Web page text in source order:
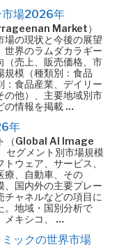
市場2026年
Market）
場の現状と今後の展望
世界のラムダカラギー
（売上、販売価格、市
規模（種類別：食品
：食品産業、デイリー
の他）、主要地域別市
の情報を掲載 …
年
（Global AI Image
グメント別市場規模
ウェア、サービス、
療、自動車、その
、国内外の主要プレー
チャネルなどの項目に
。地域・国別分析で
メキシコ、 …
ックの世界市場